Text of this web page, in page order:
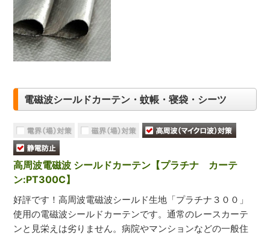
電磁波シールドカーテン・蚊帳・寝袋・シーツ
高周波電磁波 シールドカーテン【プラチナ カーテ
ン:PT300C】
好評です！高周波電磁波シールド生地「プラチナ３００」
使用の電磁波シールドカーテンです。通常のレースカーテ
ンと見栄えは劣りません。病院やマンションなどの一般住